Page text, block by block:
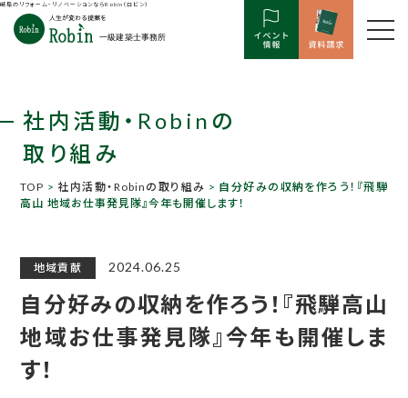
岐阜のリフォーム・リノベーションならRobin（ロビン）
社内活動・Robinの
取り組み
TOP > 社内活動・Robinの取り組み > 自分好みの収納を作ろう！『飛騨
高山 地域お仕事発見隊』今年も開催します！
地域貢献 2024.06.25
自分好みの収納を作ろう！『飛騨高山
地域お仕事発見隊』今年も開催しま
す！